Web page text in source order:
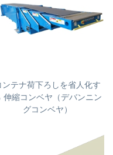
ンテナ荷下ろしを省人化す
伸縮コンベヤ（デバンニン
グコンベヤ）